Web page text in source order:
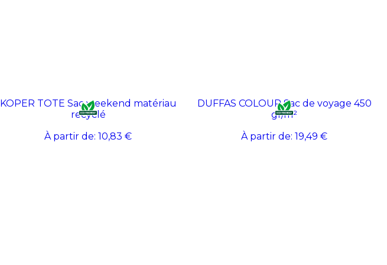
KOPER TOTE Sac weekend matériau
recyclé
À partir de: 10,83 €
DUFFAS COLOUR Sac de voyage 450
gr/m²
À partir de: 19,49 €